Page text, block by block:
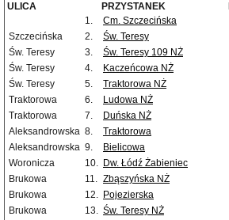
ULICA PRZYSTANEK
1.
Cm. Szczecińska
Szczecińska
2. Św. Teresy
Św. Teresy
3. Św. Teresy 109 NŻ
Św. Teresy
4. Kaczeńcowa NŻ
Św. Teresy
5. Traktorowa NŻ
Traktorowa
6. Ludowa NŻ
Traktorowa
7. Duńska NŻ
Aleksandrowska 8. Traktorowa
Aleksandrowska 9. Bielicowa
Woronicza
10. Dw. Łódź Żabieniec
Brukowa
11. Zbąszyńska NŻ
Brukowa
12. Pojezierska
Brukowa
13. Św. Teresy NŻ